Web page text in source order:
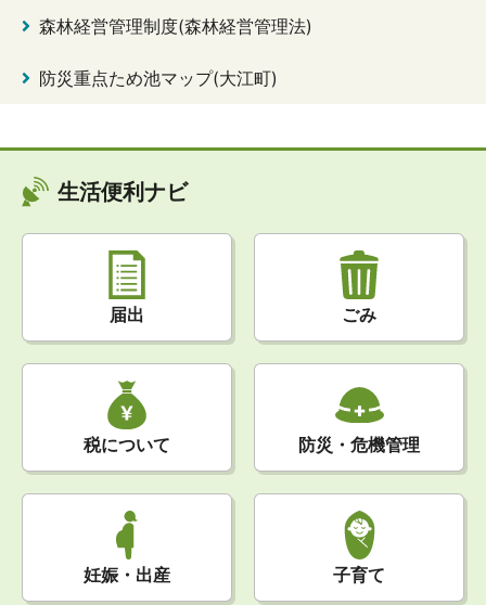
森林経営管理制度(森林経営管理法)
防災重点ため池マップ(大江町)
生活便利ナビ
届出 ごみ
税について 防災・危機管理
妊娠・出産 子育て